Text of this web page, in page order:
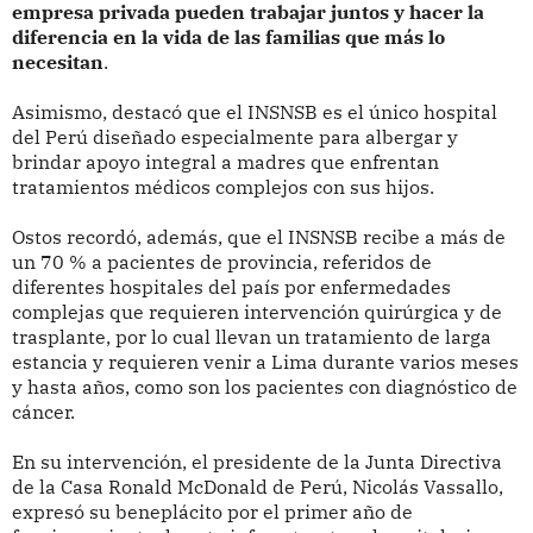
empresa privada pueden trabajar juntos y hacer la
diferencia en la vida de las familias que más lo
necesitan.
Asimismo, destacó que el INSNSB es el único hospital
del Perú diseñado especialmente para albergar y
brindar apoyo integral a madres que enfrentan
tratamientos médicos complejos con sus hijos.
Ostos recordó, además, que el INSNSB recibe a más de
un 70 % a pacientes de provincia, referidos de
diferentes hospitales del país por enfermedades
complejas que requieren intervención quirúrgica y de
trasplante, por lo cual llevan un tratamiento de larga
estancia y requieren venir a Lima durante varios meses
y hasta años, como son los pacientes con diagnóstico de
cáncer.
En su intervención, el presidente de la Junta Directiva
de la Casa Ronald McDonald de Perú, Nicolás Vassallo,
expresó su beneplácito por el primer año de